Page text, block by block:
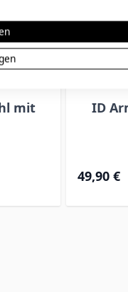
mit
ID
Ab
49,90 €